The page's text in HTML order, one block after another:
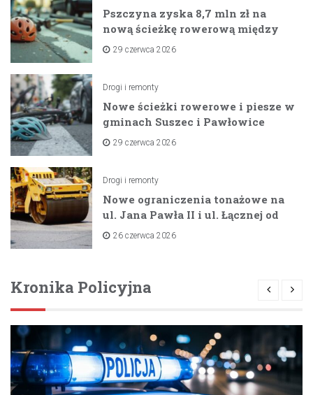
Pszczyna zyska 8,7 mln zł na
nową ścieżkę rowerową między
zaporami
29 czerwca 2026
Drogi i remonty
Nowe ścieżki rowerowe i piesze w
gminach Suszec i Pawłowice
dzięki unijnemu wsparciu
29 czerwca 2026
Drogi i remonty
Nowe ograniczenia tonażowe na
ul. Jana Pawła II i ul. Łącznej od
lipca 2026 roku
26 czerwca 2026
Kronika Policyjna